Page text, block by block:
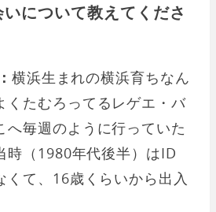
について教えてくださ
横浜生まれの横浜育ちなん
くたむろってるレゲエ・バ
へ毎週のように行っていた
時（1980年代後半）はID
くて、16歳くらいから出入